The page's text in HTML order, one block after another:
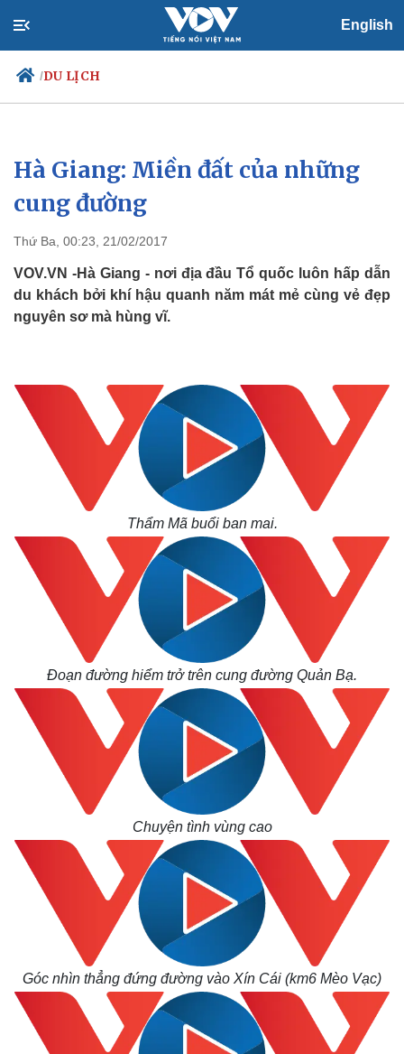
English
/DU LỊCH
Chính trị
Tổ chức nhân sự
Nhận diện sự thật
Xã hội
Việc làm
Biển đảo
Hà Giang: Miền đất của những
cung đường
Thứ Ba, 00:23, 21/02/2017
VOV.VN -Hà Giang - nơi địa đầu Tổ quốc luôn hấp dẫn
du khách bởi khí hậu quanh năm mát mẻ cùng vẻ đẹp
nguyên sơ mà hùng vĩ.
Thẩm Mã buổi ban mai.
Đoạn đường hiểm trở trên cung đường Quản Bạ.
Chuyện tình vùng cao
Góc nhìn thẳng đứng đường vào Xín Cái (km6 Mèo Vạc)